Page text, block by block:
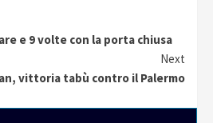
e 9 volte con la porta chiusa
Next
vittoria tabù contro il Palermo